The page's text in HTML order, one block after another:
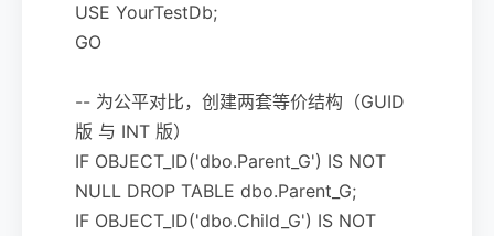
USE YourTestDb;
GO
-- 为公平对比，创建两套等价结构（GUID
版 与 INT 版）
IF OBJECT_ID('dbo.Parent_G') IS NOT
NULL DROP TABLE dbo.Parent_G;
IF OBJECT_ID('dbo.Child_G') IS NOT